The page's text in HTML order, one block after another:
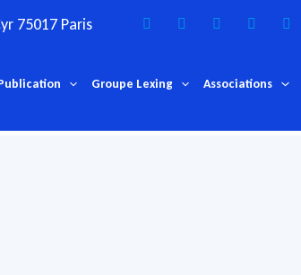
75017 Paris
Groupe Lexing Associations